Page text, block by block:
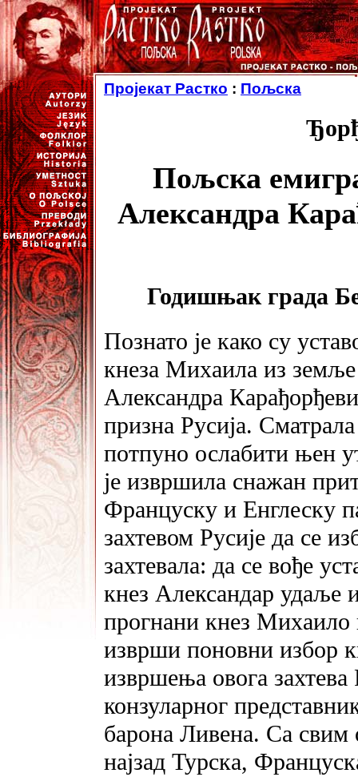
Пројекат Растко : Пољска
Пољска
Александра
Годишњак града
Познато је како су
кнеза Михаила из земље
Александра
призна Русија.
потпуно ослабити њен
је извршила снажан
Француску и Енглеску
захтевом Русије да се
захтевала: да се вође
кнез Александар удаље
прогнани кнез Михаило
изврши поновни избор
извршења овога
конзуларног
барона Ливена. Са свим
најзад Турска,